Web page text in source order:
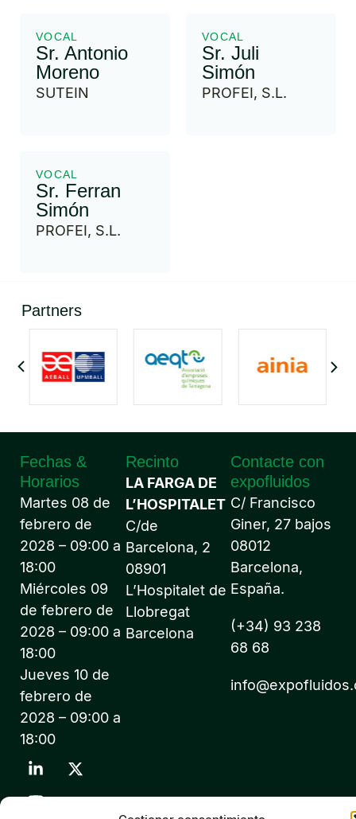
VOCAL
Sr. Antonio
Moreno
SUTEIN
VOCAL
Sr. Juli
Simón
PROFEI, S.L.
VOCAL
Sr. Ferran
Simón
PROFEI, S.L.
Partners
Fechas &
Horarios
Martes 08 de
febrero de
2028 – 09:00 a
18:00
Miércoles 09
de febrero de
2028 – 09:00 a
18:00
Jueves 10 de
febrero de
2028 – 09:00 a
18:00
Recinto
LA FARGA DE
L’HOSPITALET
C/de
Barcelona, 2
08901
L’Hospitalet de
Llobregat
Barcelona
Contacte con
expofluidos
C/ Francisco
Giner, 27 bajos
08012
Barcelona,
España.
(+34) 93 238
68 68